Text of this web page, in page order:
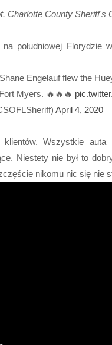
Charlotte County Sheriff's
południowej Florydzie
Engelauf flew the
Myers. 🔥🔥🔥
April 4, 2020
klientów. Wszystkie
Niestety nie był to
nikomu nic się nie